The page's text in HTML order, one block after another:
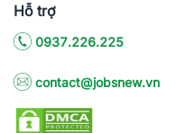
Hỗ trợ
0937.226.225
contact@jobsnew.vn